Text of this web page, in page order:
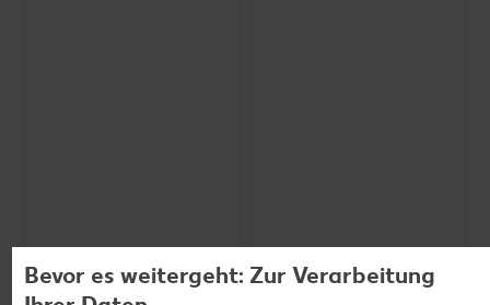
Bevor es weitergeht: Zur Verarbeitung